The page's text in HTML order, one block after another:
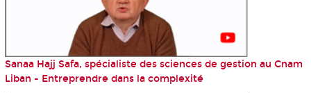
Sanaa Hajj Safa, spécialiste des sciences de gestion au Cnam
Liban - Entreprendre dans la complexité